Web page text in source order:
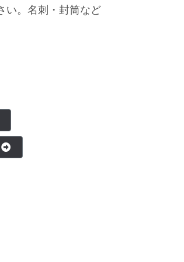
い。名刺・封筒など